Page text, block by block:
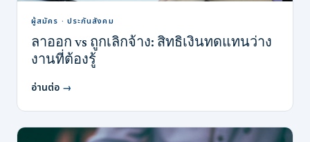
ผู้สมัคร · ประกันสังคม
ลาออก vs ถูกเลิกจ้าง: สิทธิเงินทดแทนว่าง
งานที่ต้องรู้
อ่านต่อ →